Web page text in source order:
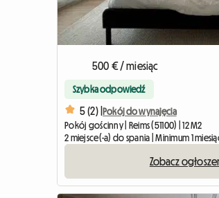
500 € / miesiąc
Szybka odpowiedź
5 (2) |Pokój do wynajęcia
Pokój gościnny | Reims (51100) | 12 M2
2 miejsce(-a) do spania | Minimum 1
Zobacz